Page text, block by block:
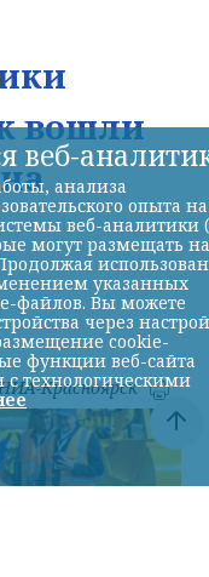
вошли
Красноярск
веб-
анализа
опыта на
веб-аналитики
могут размещать на
указанных
файлов. Вы можете
через
cookie-
функции веб-сайта
с технологическими